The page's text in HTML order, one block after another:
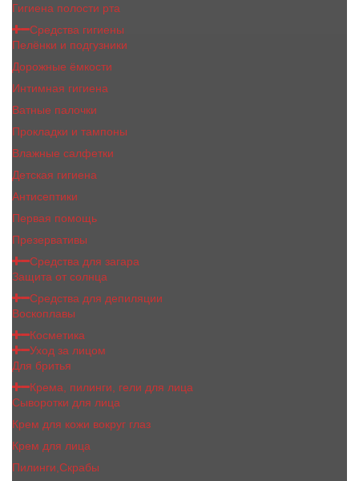
Гигиена полости рта
Средства гигиены
Пелёнки и подгузники
Дорожные ёмкости
Интимная гигиена
Ватные палочки
Прокладки и тампоны
Влажные салфетки
Детская гигиена
Антисептики
Первая помощь
Презервативы
Средства для загара
Защита от солнца
Средства для депиляции
Воскоплавы
Косметика
Уход за лицом
Для бритья
Крема, пилинги, гели для лица
Сыворотки для лица
Крем для кожи вокруг глаз
Крем для лица
Пилинги,Скрабы